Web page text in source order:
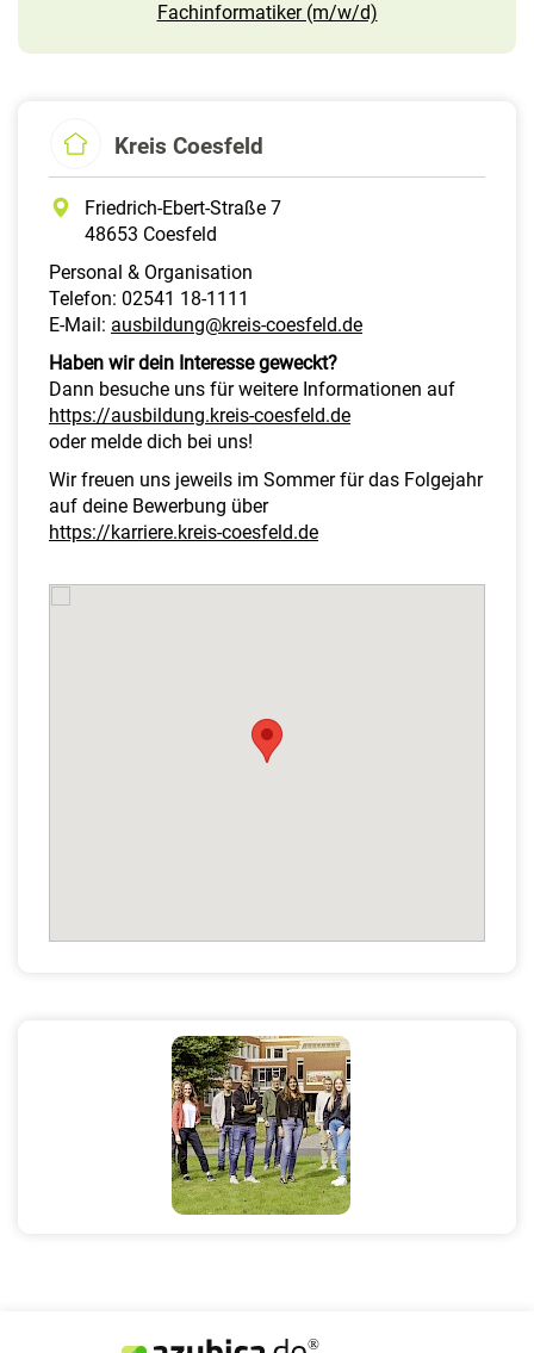
Fachinformatiker (m/w/d)
Kreis Coesfeld
Friedrich-Ebert-Straße 7
48653 Coesfeld
Personal & Organisation
Telefon: 02541 18-1111
E-Mail: ausbildung@kreis-coesfeld.de
Haben wir dein Interesse geweckt?
Dann besuche uns für weitere Informationen auf
https://ausbildung.kreis-coesfeld.de
oder melde dich bei uns!
Wir freuen uns jeweils im Sommer für das Folgejahr
auf deine Bewerbung über
https://karriere.kreis-coesfeld.de